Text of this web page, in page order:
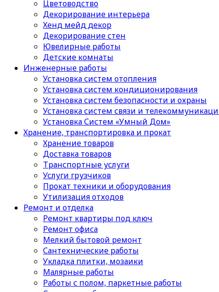
Цветоводство
Декорирование интерьера
Хенд мейд декор
Декорирование стен
Ювелирные работы
Детские комнаты
Инженерные работы
Установка систем отопления
Установка систем кондиционирования
Установка систем безопасности и охраны
Установка систем связи и
Установка Систем «Умный Дом»
Хранение, транспортировка и прокат
Хранение товаров
Доставка товаров
Транспортные услуги
Услуги грузчиков
Прокат техники и оборудования
Утилизация отходов
Ремонт и отделка
Ремонт квартиры под ключ
Ремонт офиса
Мелкий бытовой ремонт
Сантехнические работы
Укладка плитки, мозаики
Малярные работы
Работы с полом, паркетные работы